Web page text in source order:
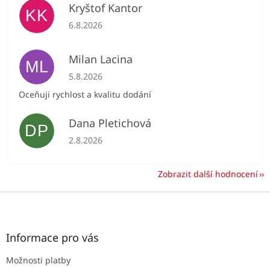
KK Kryštof Kantor
Hodnocení obchodu je 5 z 5 hvězdiček.
6.8.2026
ML Milan Lacina
Hodnocení obchodu je 5 z 5 hvězdiček.
5.8.2026
Oceňuji rychlost a kvalitu dodání
DP Dana Pletichová
Hodnocení obchodu je 5 z 5 hvězdiček.
2.8.2026
Zobrazit další hodnocení
Z
Informace pro vás
Možnosti platby